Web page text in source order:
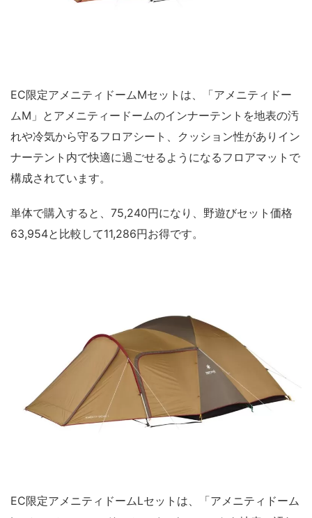
EC限定アメニティドームMセットは、「アメニティドー
ムM」とアメニティードームのインナーテントを地表の汚
れや冷気から守るフロアシート、クッション性がありイン
ナーテント内で快適に過ごせるようになるフロアマットで
構成されています。
単体で購入すると、75,240円になり、野遊びセット価格
63,954と比較して11,286円お得です。
EC限定アメニティドームLセットは、「アメニティドーム